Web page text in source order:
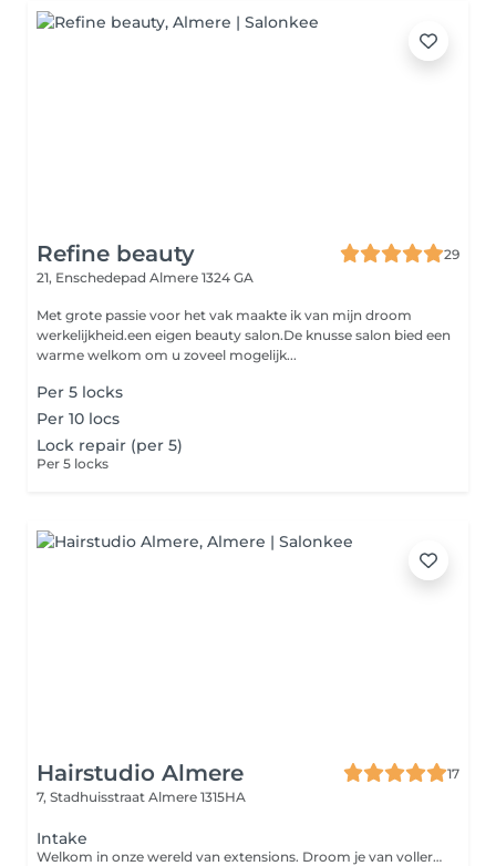
Refine beauty
29
21, Enschedepad Almere 1324 GA
Met grote passie voor het vak maakte ik van mijn droom
werkelijkheid.een eigen beauty salon.De knusse salon bied een
warme welkom om u zoveel mogelijk...
Per 5 locks
Per 10 locs
Lock repair (per 5)
Per 5 locks
Hairstudio Almere
17
7, Stadhuisstraat Almere 1315HA
Intake
Welkom in onze wereld van extensions. Droom je van voller, langer of levendiger haar? Misschien blijft je haar steken op een bepaalde lengte of mist het volume. Online vind je talloze soorten extensions en haarwerken, maar mooi haar begint met het maken van de juiste keuzes. We werken met een breed kleurenpalet, zodat we altijd de perfecte match voor jouw haarkleur kunnen vinden. Samen kijken we naar de techniek en kleur die het beste bij jou passen. Benieuwd wat we voor jou kunnen betekenen? Maak gerust een afspraak voor een adviesgesprek.